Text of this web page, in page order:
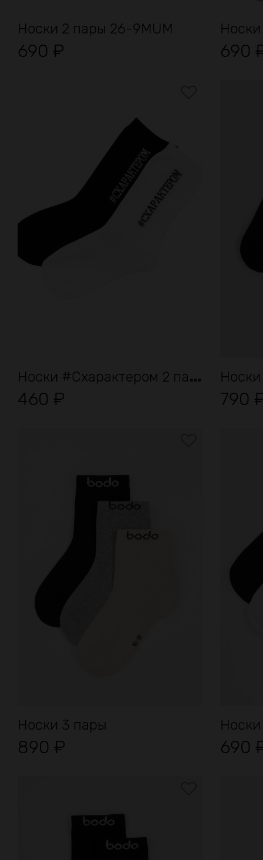
Носки 2 пары 26-9MUM
690 ₽ 690
Н
оски #Схарактером 2 пары
460 ₽ 790
Носки 3 пары
890 ₽ 690